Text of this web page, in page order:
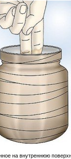
на внутреннюю